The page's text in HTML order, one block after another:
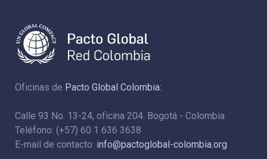
Oficinas de Pacto Global Colombia:
Calle 93 No. 13-24, oficina 204. Bogotá - Colombia
Teléfono: (+57) 60 1 636 3638
E-mail de contacto: info@pactoglobal-colombia.org